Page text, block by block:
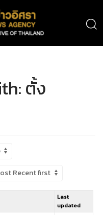
ตั้ง
Last
updated